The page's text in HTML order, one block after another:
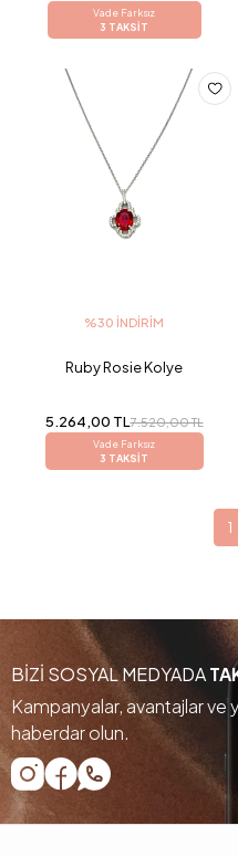
Vade Farksız
3 TAKSİT
%30 İNDIRIM
Ruby Rosie Kolye
5.264,00 TL7.520,00 TL
Vade Farksız
3 TAKSİT
1
BİZİ SOSYAL MEDYADA
Kampanyalar, avantajlar ve
haberdar olun.